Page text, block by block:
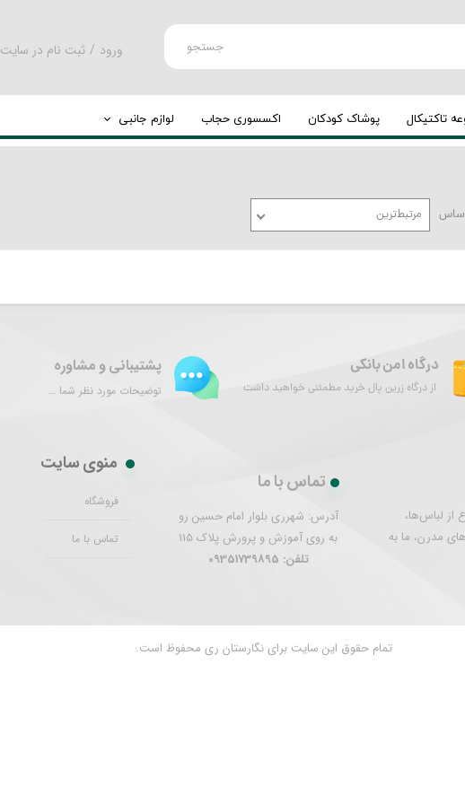
جستجو ورود / ثبت نام در سایت
سفارشات
تاکتیکال پوشاک کودکان اکسسوری حجاب لوازم جانبی
مرتبط‌ترین
تمام حقوق این سایت برای نگارستان ری محفوظ است.
درگاه امن بانکی
از درگاه زرین پال خرید مطمئنی خواهید داشت
پشتیبانی و مشاوره
توضیحات مورد نظر شما ...
از لباس‌ها،
مدرن، ما به
تماس با ما
آدرس: شهرری بلوار امام حسین رو
به روی آموزش و پرورش پلاک 115
تلفن: 09351739895
منوی سایت
فروشگاه
تماس با ما